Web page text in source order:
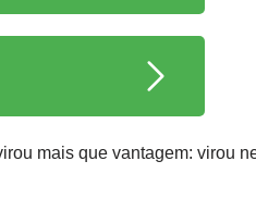
mais que vantagem: virou